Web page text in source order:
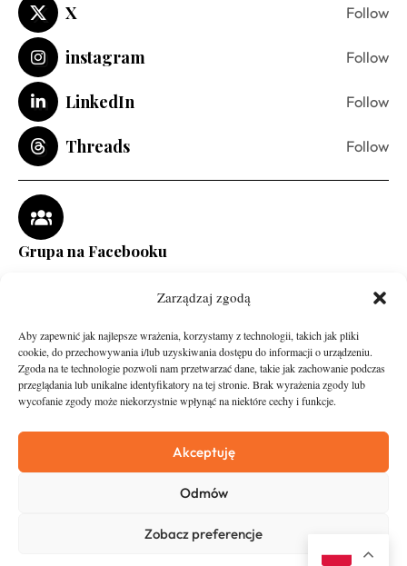
Zarządzaj zgodą
Aby zapewnić jak najlepsze wrażenia, korzystamy z technologii, takich jak pliki
cookie, do przechowywania i/lub uzyskiwania dostępu do informacji o urządzeniu.
Zgoda na te technologie pozwoli nam przetwarzać dane, takie jak zachowanie podczas
przeglądania lub unikalne identyfikatory na tej stronie. Brak wyrażenia zgody lub
wycofanie zgody może niekorzystnie wpłynąć na niektóre cechy i funkcje.
Akceptuję
Odmów
Zobacz preferencje
X Follow
instagram Follow
LinkedIn Follow
Threads Follow
Grupa na Facebooku
Asfalt
O nas
Zostań Patronem
Kontakt